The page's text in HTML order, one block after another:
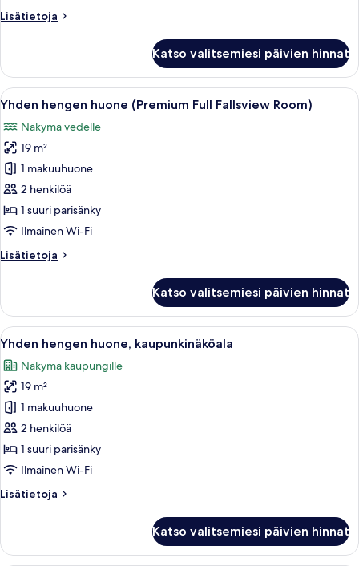
kuvat
Lisätietoja
Lisätietoja
huone
(Canadian
Fallsview
Katso valitsemiesi päivien hinnat
Avaa
kaikki
huonetyypin
Yhden
hengen
huone
(Premium
Full
Room)
Hotellihuone, jossa on suuri ikkuna,
5
Yhden hengen huone (Premium Full Fallsview Room)
Näkymä vedelle
19 m²
1 makuuhuone
2 henkilöä
1 suuri parisänky
Ilmainen Wi-Fi
Lisätietoja
Lisätietoja
huone
(Premium
Full
Room)
Katso valitsemiesi päivien hinnat
Avaa
kaikki
huonetyypin
Yhden
hengen
huone,
kaupunkinäköala
kuvat
Hotellihuone, jossa on suuri ikkuna,
5
Yhden hengen huone, kaupunkinäköala
Näkymä kaupungille
19 m²
1 makuuhuone
2 henkilöä
1 suuri parisänky
Ilmainen Wi-Fi
Lisätietoja
Lisätietoja
huone,
Katso valitsemiesi päivien hinnat